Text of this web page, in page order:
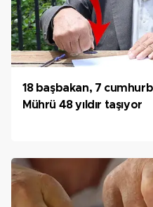
18 başbakan, 7
Mührü 48 yıldır taşıyor